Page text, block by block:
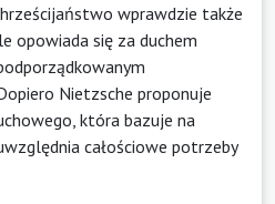
wprawdzie także
opowiada się za duchem
Nietzsche proponuje
która bazuje na
całościowe potrzeby